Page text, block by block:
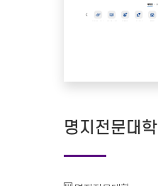
명지전문대학